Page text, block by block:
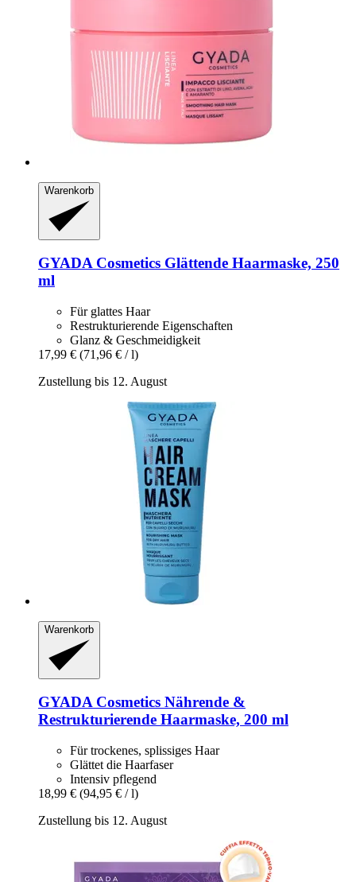
Warenkorb
GYADA Cosmetics Glättende Haarmaske, 250
ml
Für glattes Haar
Restrukturierende Eigenschaften
Glanz & Geschmeidigkeit
17,99 € (71,96 € / l)
Zustellung bis 12. August
Warenkorb
GYADA Cosmetics Nährende &
Restrukturierende Haarmaske, 200 ml
Für trockenes, splissiges Haar
Glättet die Haarfaser
Intensiv pflegend
18,99 € (94,95 € / l)
Zustellung bis 12. August